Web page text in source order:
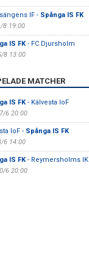
IF - Spånga IS FK
8 19:00
IS FK- FC Djursholm
8 13:00
MATCHER
IS FK- Kälvesta IoF
6 20:00
IoF - Spånga IS FK
6 14:00
IS FK- Reymersholms IK
6 20:00